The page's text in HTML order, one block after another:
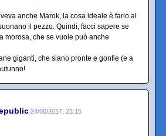
anche Marok, la cosa ideale è farlo al
il pezzo. Quindi, facci sapere se
morosa, che se vuole può anche
giganti, che siano pronte e gonfie (e a
24/08/2017, 23:15